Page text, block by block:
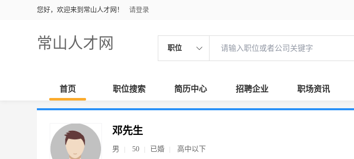
您好，欢迎来到常山人才网！ 请登录
常山人才网 职位
首页 职位搜索 简历中心 招聘企业 职场资讯
邓先生
男 50 已婚 高中以下